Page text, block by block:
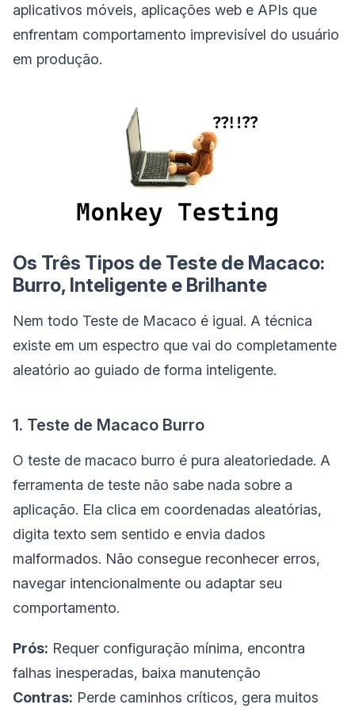
aplicativos móveis, aplicações web e APIs que
enfrentam comportamento imprevisível do usuário
em produção.
Os Três Tipos de Teste de Macaco:
Burro, Inteligente e Brilhante
Nem todo Teste de Macaco é igual. A técnica
existe em um espectro que vai do completamente
aleatório ao guiado de forma inteligente.
1. Teste de Macaco Burro
O teste de macaco burro é pura aleatoriedade. A
ferramenta de teste não sabe nada sobre a
aplicação. Ela clica em coordenadas aleatórias,
digita texto sem sentido e envia dados
malformados. Não consegue reconhecer erros,
navegar intencionalmente ou adaptar seu
comportamento.
Prós: Requer configuração mínima, encontra
falhas inesperadas, baixa manutenção
Contras: Perde caminhos críticos, gera muitos